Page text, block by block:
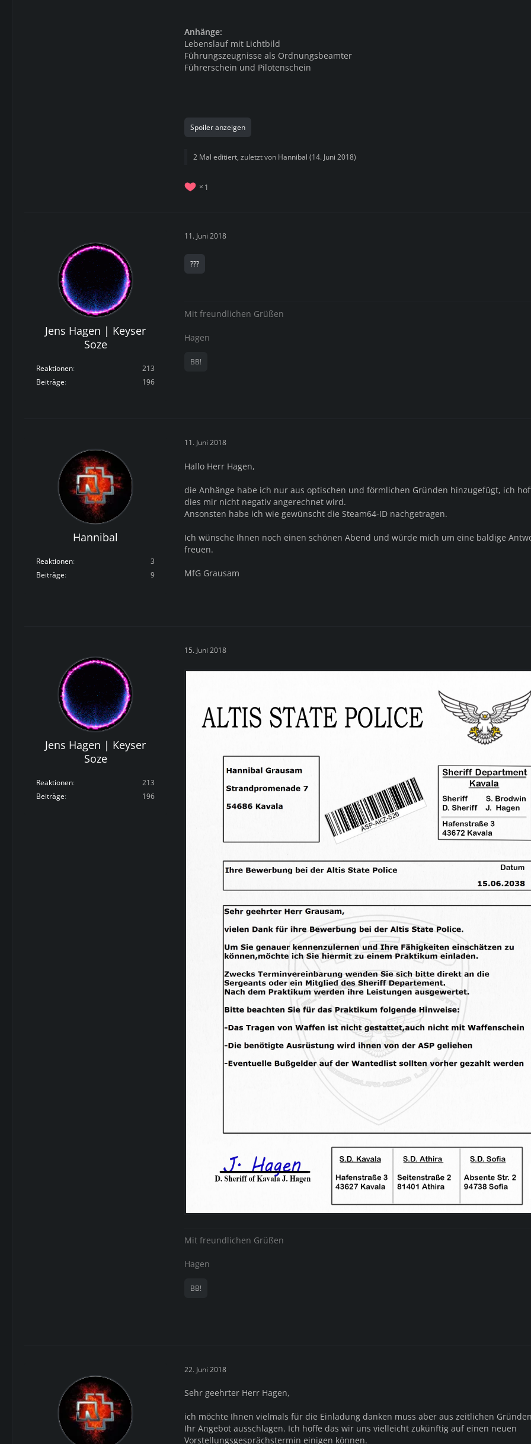
Anhänge:
Lebenslauf mit Lichtbild
Führungszeugnisse als Ordnungsbeamter
Führerschein und Pilotenschein
Spoiler anzeigen
2 Mal editiert, zuletzt von Hannibal (14. Juni 2018)
1
Jens Hagen | Keyser
Soze
Reaktionen
213
Beiträge
196
11. Juni 2018
???
Mit freundlichen Grüßen
Hagen
BB!
Hannibal
Reaktionen
3
Beiträge
9
11. Juni 2018
Hallo Herr Hagen,
die Anhänge habe ich nur aus optischen und förmlichen Gründen hinzugefügt, ich
dies mir nicht negativ angerechnet wird.
Ansonsten habe ich wie gewünscht die Steam64-ID nachgetragen.
Ich wünsche Ihnen noch einen schönen Abend und würde mich um eine baldige
freuen.
MfG Grausam
Jens Hagen | Keyser
Soze
Reaktionen
213
Beiträge
196
15. Juni 2018
Mit freundlichen Grüßen
Hagen
BB!
22. Juni 2018
Sehr geehrter Herr Hagen,
ich möchte Ihnen vielmals für die Einladung danken muss aber aus zeitlichen
Ihr Angebot ausschlagen. Ich hoffe das wir uns vielleicht zukünftig auf einen neuen
Vorstellungsgesprächstermin einigen können.